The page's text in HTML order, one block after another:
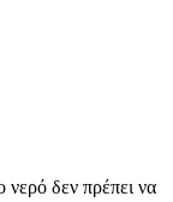
δεν πρέπει να